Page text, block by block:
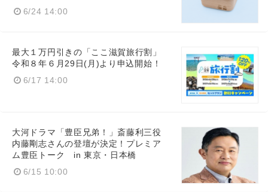
6/24 14:00
最大１万円引きの「ここ滋賀旅行割」
令和８年６月29日(月)より申込開始！
6/17 14:00
大河ドラマ「豊臣兄弟！」斎藤利三役
内藤剛志さんの登壇が決定！プレミア
ム豊臣トーク in 東京・日本橋
6/15 10:00